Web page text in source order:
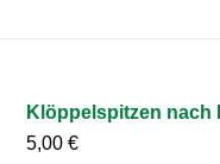
Klöppelspitzen nach
5,00€